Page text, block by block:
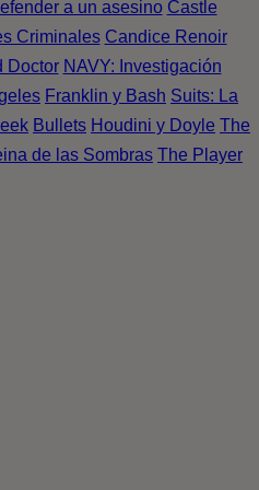
a un asesino Castle
Criminales Candice Renoir
Doctor NAVY: Investigación
Franklin y Bash Suits: La
Bullets Houdini y Doyle The
de las Sombras The Player